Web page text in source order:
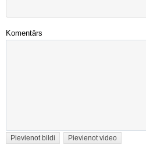
Komentārs
Pievienot bildi Pievienot video